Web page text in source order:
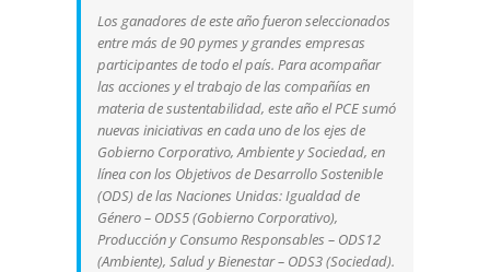
Los ganadores de este año fueron seleccionados
entre más de 90 pymes y grandes empresas
participantes de todo el país. Para acompañar
las acciones y el trabajo de las compañías en
materia de sustentabilidad, este año el PCE sumó
nuevas iniciativas en cada uno de los ejes de
Gobierno Corporativo, Ambiente y Sociedad, en
línea con los Objetivos de Desarrollo Sostenible
(ODS) de las Naciones Unidas: Igualdad de
Género – ODS5 (Gobierno Corporativo),
Producción y Consumo Responsables – ODS12
(Ambiente), Salud y Bienestar – ODS3 (Sociedad).